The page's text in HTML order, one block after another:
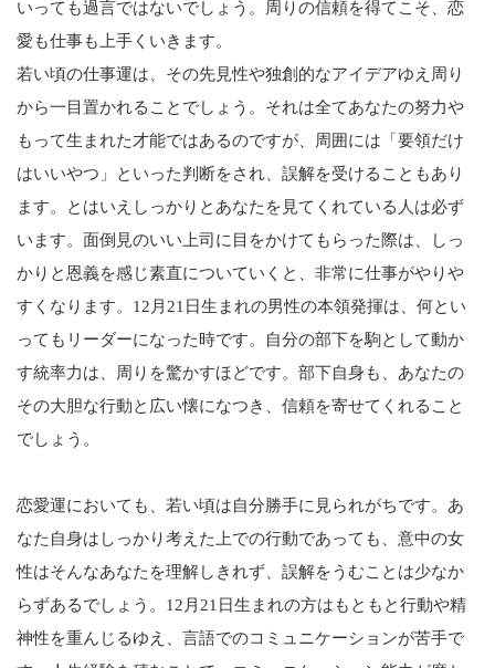
いっても過言ではないでしょう。周りの信頼を得てこそ、恋
愛も仕事も上手くいきます。
若い頃の仕事運は、その先見性や独創的なアイデアゆえ周り
から一目置かれることでしょう。それは全てあなたの努力や
もって生まれた才能ではあるのですが、周囲には「要領だけ
はいいやつ」といった判断をされ、誤解を受けることもあり
ます。とはいえしっかりとあなたを見てくれている人は必ず
います。面倒見のいい上司に目をかけてもらった際は、しっ
かりと恩義を感じ素直についていくと、非常に仕事がやりや
すくなります。12月21日生まれの男性の本領発揮は、何とい
ってもリーダーになった時です。自分の部下を駒として動か
す統率力は、周りを驚かすほどです。部下自身も、あなたの
その大胆な行動と広い懐になつき、信頼を寄せてくれること
でしょう。
恋愛運においても、若い頃は自分勝手に見られがちです。あ
なた自身はしっかり考えた上での行動であっても、意中の女
性はそんなあなたを理解しきれず、誤解をうむことは少なか
らずあるでしょう。12月21日生まれの方はもともと行動や精
神性を重んじるゆえ、言語でのコミュニケーションが苦手で